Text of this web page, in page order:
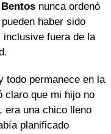
nunca ordenó
haber sido
inclusive fuera de la
todo permanece en la
claro que mi hijo no
era una chico lleno
planificado